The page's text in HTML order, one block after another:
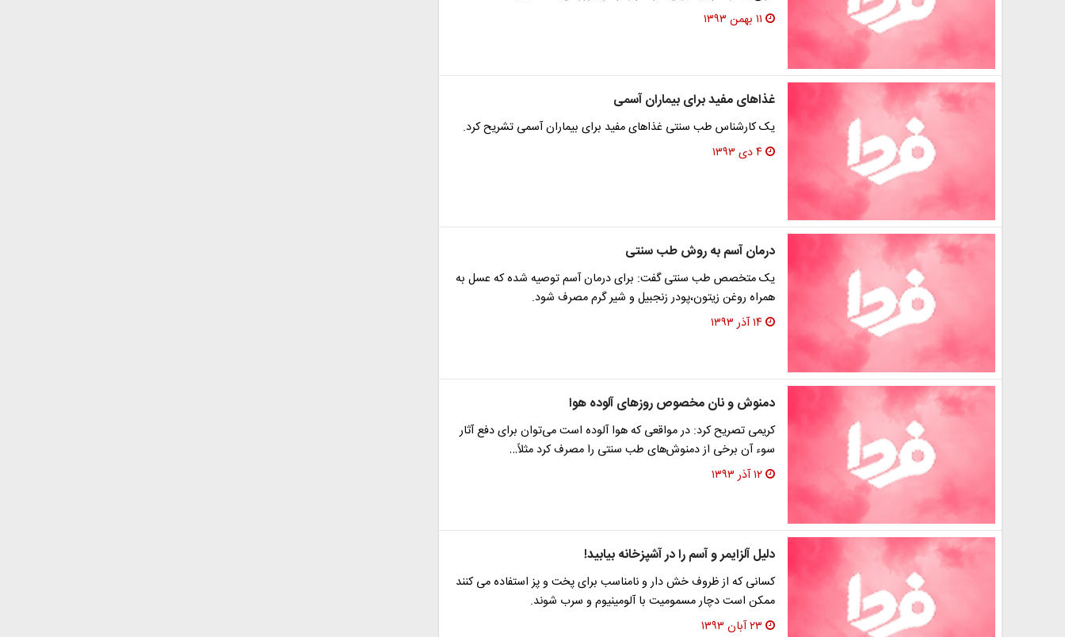
۱۱ بهمن ۱۳۹۳
غذاهای مفید برای بیماران آسمی
یک کارشناس طب سنتی غذاهای مفید برای بیماران آسمی تشریح کرد.
۴ دی ۱۳۹۳
درمان آسم به روش طب سنتی
یک متخصص طب سنتی گفت: برای درمان آسم توصیه شده که عسل به
همراه روغن زیتون،پودر زنجبیل و شیر گرم مصرف شود.
۱۴ آذر ۱۳۹۳
دمنوش و نان مخصوص روزهای آلوده هوا
کریمی تصریح کرد: در مواقعی که هوا آلوده است می‌توان برای دفع آثار
سوء آن برخی از دمنوش‌های طب سنتی را مصرف کرد مثلاً…
۱۲ آذر ۱۳۹۳
دلیل آلزایمر و آسم را در آشپزخانه بیابید!
کسانی که از ظروف خش دار و نامناسب برای پخت و پز استفاده می کنند
ممکن است دچار مسمومیت با آلومینیوم و سرب شوند.
۲۳ آبان ۱۳۹۳